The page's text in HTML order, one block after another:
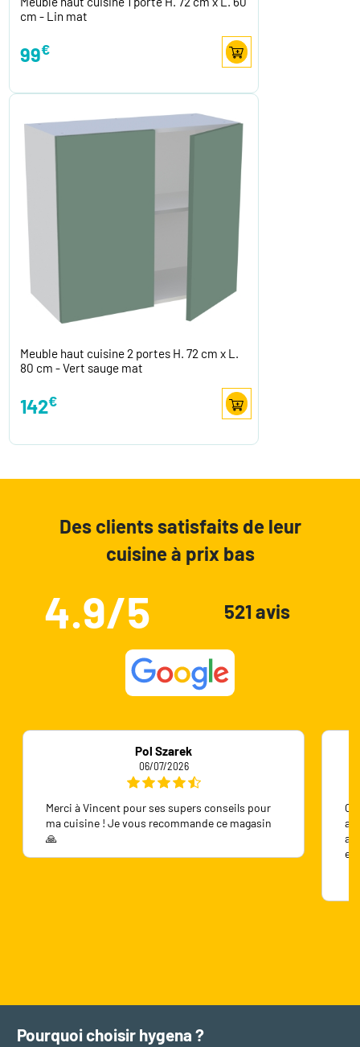
cm - Lin mat
99€
Meuble haut cuisine 2 portes H. 72 cm x L.
80 cm - Vert sauge mat
142€
Des clients satisfaits de leur
cuisine à prix bas
4.9/5 521 avis
Pol Szarek
06/07/2026
Merci à Vincent pour ses supers conseils pour
ma cuisine ! Je vous recommande ce magasin
🙏
Pourquoi choisir hygena ?